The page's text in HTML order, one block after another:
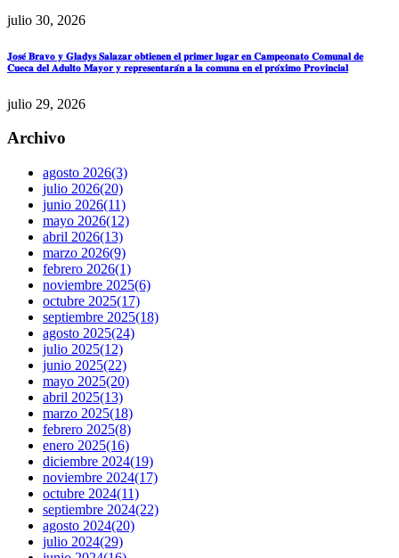
julio 30, 2026
𝐉𝐨𝐬𝐞́ 𝐁𝐫𝐚𝐯𝐨 𝐲 𝐆𝐥𝐚𝐝𝐲𝐬 𝐒𝐚𝐥𝐚𝐳𝐚𝐫 𝐨𝐛𝐭𝐢𝐞𝐧𝐞𝐧 𝐞𝐥 𝐩𝐫𝐢𝐦𝐞𝐫 𝐥𝐮𝐠𝐚𝐫 𝐞𝐧 𝐂𝐚𝐦𝐩𝐞𝐨𝐧𝐚𝐭𝐨 𝐂𝐨𝐦𝐮𝐧𝐚𝐥 𝐝𝐞
𝐂𝐮𝐞𝐜𝐚 𝐝𝐞𝐥 𝐀𝐝𝐮𝐥𝐭𝐨 𝐌𝐚𝐲𝐨𝐫 𝐲 𝐫𝐞𝐩𝐫𝐞𝐬𝐞𝐧𝐭𝐚𝐫𝐚́𝐧 𝐚 𝐥𝐚 𝐜𝐨𝐦𝐮𝐧𝐚 𝐞𝐧 𝐞𝐥 𝐩𝐫𝐨́𝐱𝐢𝐦𝐨 𝐏𝐫𝐨𝐯𝐢𝐧𝐜𝐢𝐚𝐥
julio 29, 2026
Archivo
agosto 2026(3)
julio 2026(20)
junio 2026(11)
mayo 2026(12)
abril 2026(13)
marzo 2026(9)
febrero 2026(1)
noviembre 2025(6)
octubre 2025(17)
septiembre 2025(18)
agosto 2025(24)
julio 2025(12)
junio 2025(22)
mayo 2025(20)
abril 2025(13)
marzo 2025(18)
febrero 2025(8)
enero 2025(16)
diciembre 2024(19)
noviembre 2024(17)
octubre 2024(11)
septiembre 2024(22)
agosto 2024(20)
julio 2024(29)